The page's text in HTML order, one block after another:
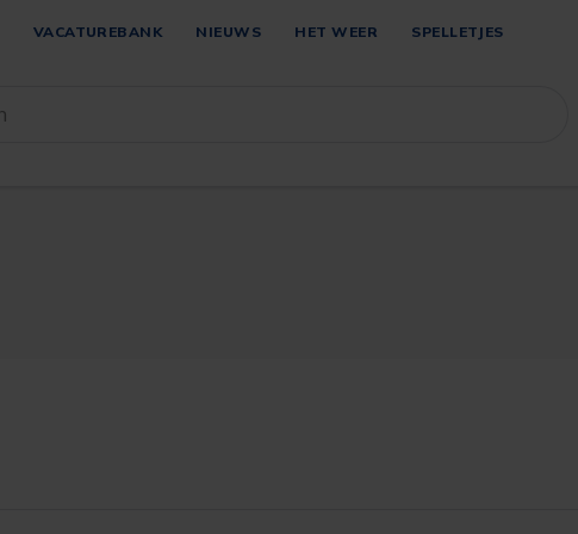
VACATUREBANK NIEUWS HET WEER SPELLETJES